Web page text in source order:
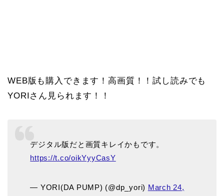
WEB版も購入できます！高画質！！試し読みでも
YORIさん見られます！！
デジタル版だと画質キレイかもです。
https://t.co/oikYyyCasY
— YORI(DA PUMP) (@dp_yori) March 24,